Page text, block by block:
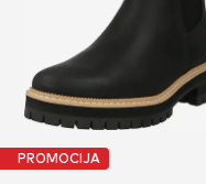
PROMOCIJA